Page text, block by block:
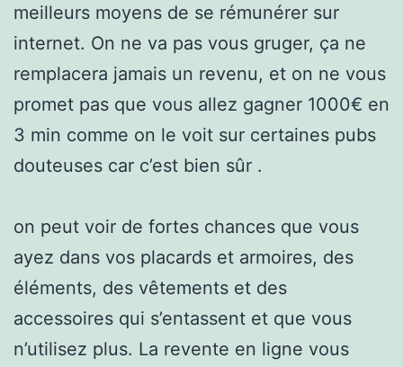
meilleurs moyens de se rémunérer sur
internet. On ne va pas vous gruger, ça ne
remplacera jamais un revenu, et on ne vous
promet pas que vous allez gagner 1000€ en
3 min comme on le voit sur certaines pubs
douteuses car c’est bien sûr .
on peut voir de fortes chances que vous
ayez dans vos placards et armoires, des
éléments, des vêtements et des
accessoires qui s’entassent et que vous
n’utilisez plus. La revente en ligne vous